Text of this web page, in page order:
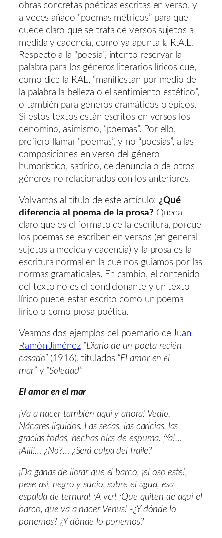
obras concretas poéticas escritas en verso, y
a veces añado “poemas métricos” para que
quede claro que se trata de versos sujetos a
medida y cadencia, como ya apunta la R.A.E.
Respecto a la “poesía”, intento reservar la
palabra para los géneros literarios líricos que,
como dice la RAE, “manifiestan por medio de
la palabra la belleza o el sentimiento estético”,
o también para géneros dramáticos o épicos.
Si estos textos están escritos en versos los
denomino, asimismo, “poemas”. Por ello,
prefiero llamar “poemas”, y no “poesías”, a las
composiciones en verso del género
humorístico, satírico, de denuncia o de otros
géneros no relacionados con los anteriores.
Volvamos al título de este artículo:¿Qué
diferencia al poema de la prosa? Queda
claro que es el formato de la escritura, porque
los poemas se escriben en versos (en general
sujetos a medida y cadencia) y la prosa es la
escritura normal en la que nos guiamos por las
normas gramaticales. En cambio, el contenido
del texto no es el condicionante y un texto
lírico puede estar escrito como un poema
lírico o como prosa poética.
Veamos dos ejemplos del poemario deJuan
Ramón Jiménez “Diario de un poeta recién
casado” (1916), titulados “El amor en el
mar”y “Soledad”
El amor en el mar
¡Va a nacer también aquí y ahora! Vedlo.
Nácares líquidos. Las sedas, las caricias, las
gracias todas, hechas olas de espuma. ¡Ya!…
¡Allí!… ¿No?… ¿Será culpa del fraile?
¡Da ganas de llorar que el barco, ¡el oso este!,
pese así, negro y sucio, sobre el agua, esa
espalda de ternura! ¡A ver! ¡Que quiten de aquí el
barco, que va a nacer Venus! -¿Y dónde lo
ponemos? ¿Y dónde lo ponemos?